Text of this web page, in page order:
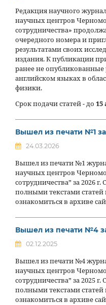
Редакция научного
научных центров
сотрудничества»
очередного номера и
результатами своих
издания. К публикации
ранее не опубликованные
английском языках в
физики.
Срок подачи статей - до 15
Вышел из печати №1 за
24.03.2026
Вышел из печати №1
научных центров
сотрудничества” за 2026
полными текстами
ознакомиться в архиве
Вышел из печати №4
02.12.2025
Вышел из печати №4
научных центров
сотрудничества” за 2025
полными текстами
ознакомиться в архиве